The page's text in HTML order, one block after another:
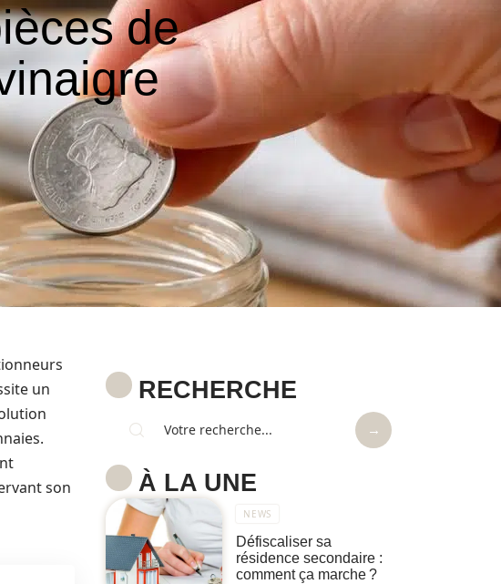
de
un
son
RECHERCHE
À LA UNE
NEWS
Défiscaliser sa
résidence secondaire :
comment ça marche ?